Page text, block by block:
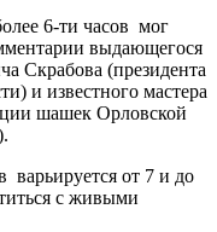
6-ти часов мог
выдающегося
Скрабова (президента
и известного мастера
шашек Орловской
варьируется от 7 и до
с живыми